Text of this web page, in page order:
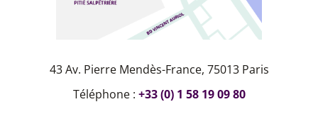
43 Av. Pierre Mendès-France, 75013 Paris
Téléphone : +33 (0) 1 58 19 09 80